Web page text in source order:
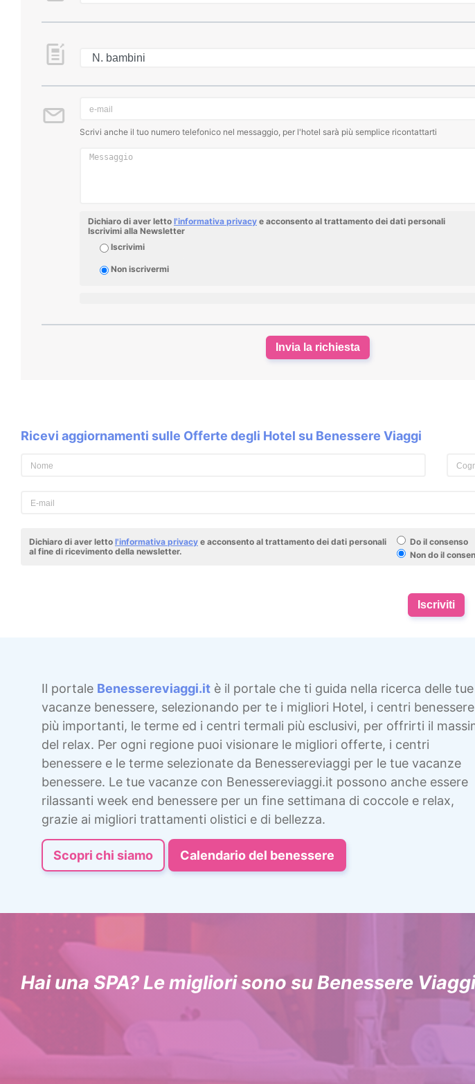
Scrivi anche il tuo numero telefonico nel messaggio, per l'hotel sarà più semplice ricontattarti
Dichiaro di aver letto l'informativa privacy e acconsento al trattamento dei dati personali
Iscrivimi alla Newsletter
Iscrivimi
Non iscrivermi
Invia la richiesta
Ricevi aggiornamenti sulle Offerte degli Hotel su Benessere Viaggi
Dichiaro di aver letto l'informativa privacy e acconsento al trattamento dei dati personali
al fine di ricevimento della newsletter.
Do il consenso
Non do il
Iscriviti
Il portale Benessereviaggi.it è il portale che ti guida nella ricerca delle tue
vacanze benessere, selezionando per te i migliori Hotel, i centri benessere
più importanti, le terme ed i centri termali più esclusivi, per offrirti il
del relax. Per ogni regione puoi visionare le migliori offerte, i centri
benessere e le terme selezionate da Benessereviaggi per le tue vacanze
benessere. Le tue vacanze con Benessereviaggi.it possono anche essere
rilassanti week end benessere per un fine settimana di coccole e relax,
grazie ai migliori trattamenti olistici e di bellezza.
Scopri chi siamo Calendario del benessere
Hai una SPA? Le migliori sono su Benessere Viaggi